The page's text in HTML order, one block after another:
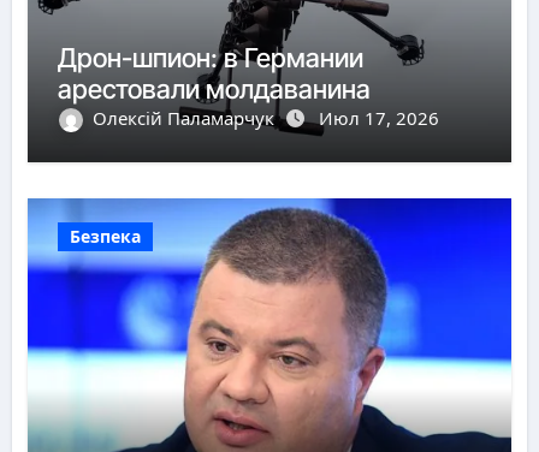
Дрон-шпион: в Германии
арестовали молдаванина
Олексій Паламарчук Июл 17, 2026
Безпека